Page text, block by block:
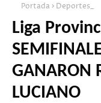
Portada Deportes_
Liga
GANARON
LUCIANO